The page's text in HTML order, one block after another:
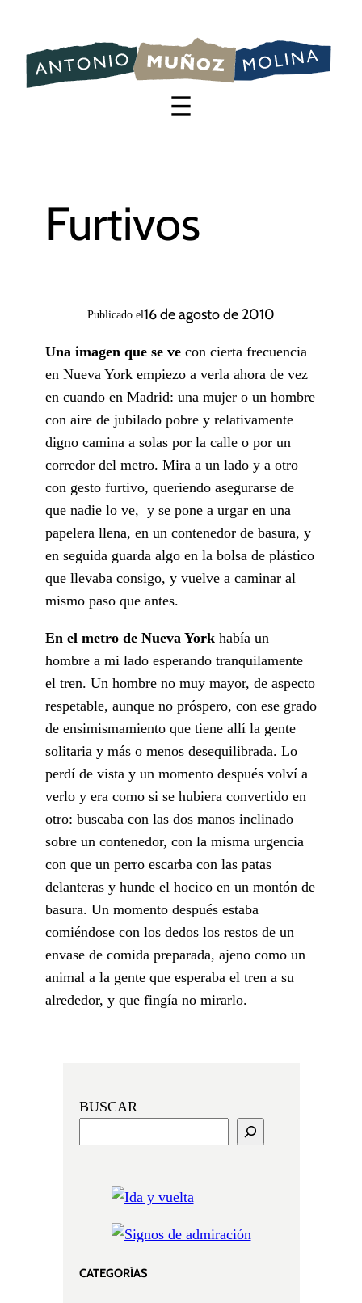
contenido
Furtivos
Publicado el16 de agosto de 2010
Una imagen que se ve con cierta frecuencia
en Nueva York empiezo a verla ahora de vez
en cuando en Madrid: una mujer o un hombre
con aire de jubilado pobre y relativamente
digno camina a solas por la calle o por un
corredor del metro. Mira a un lado y a otro
con gesto furtivo, queriendo asegurarse de
que nadie lo ve, y se pone a urgar en una
papelera llena, en un contenedor de basura, y
en seguida guarda algo en la bolsa de plástico
que llevaba consigo, y vuelve a caminar al
mismo paso que antes.
En el metro de Nueva York había un
hombre a mi lado esperando tranquilamente
el tren. Un hombre no muy mayor, de aspecto
respetable, aunque no próspero, con ese grado
de ensimismamiento que tiene allí la gente
solitaria y más o menos desequilibrada. Lo
perdí de vista y un momento después volví a
verlo y era como si se hubiera convertido en
otro: buscaba con las dos manos inclinado
sobre un contenedor, con la misma urgencia
con que un perro escarba con las patas
delanteras y hunde el hocico en un montón de
basura. Un momento después estaba
comiéndose con los dedos los restos de un
envase de comida preparada, ajeno como un
animal a la gente que esperaba el tren a su
alrededor, y que fingía no mirarlo.
BUSCAR
CATEGORÍAS